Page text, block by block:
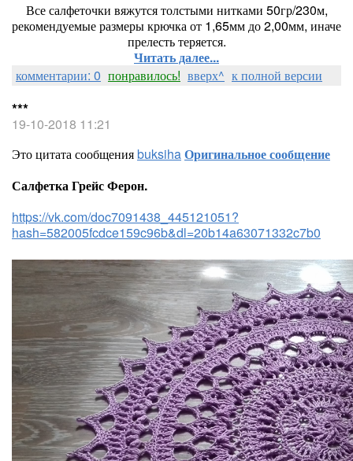
Все салфеточки вяжутся толстыми нитками 50гр/230м,
рекомендуемые размеры крючка от 1,65мм до 2,00мм, иначе
прелесть теряется.
Читать далее...
комментарии: 0 понравилось! вверх^ к полной версии
***
19-10-2018 11:21
Это цитата сообщенияbuksihaОригинальное сообщение
Салфетка Грейс Ферон.
https://vk.com/doc7091438_445121051?
hash=582005fcdce159c96b&dl=20b14a63071332c7b0